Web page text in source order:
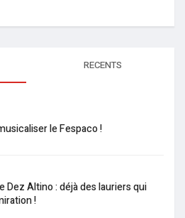
RECENTS
le Fespaco !
Dez Altino : déjà des lauriers qui
!